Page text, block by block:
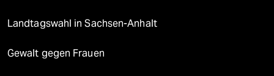
Landtagswahl in Sachsen-Anhalt
Gewalt gegen Frauen